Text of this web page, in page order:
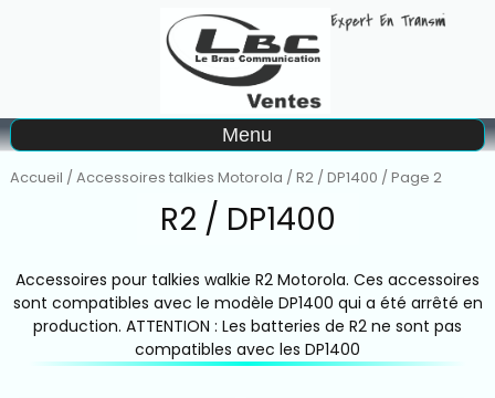
Matériel à la location
Menu
Accueil /Accessoires talkies Motorola /R2 / DP1400 / Page 2
R2 / DP1400
Accessoires pour talkies walkie R2 Motorola. Ces accessoires
sont compatibles avec le modèle DP1400 qui a été arrêté en
production. ATTENTION : Les batteries de R2 ne sont pas
compatibles avec les DP1400